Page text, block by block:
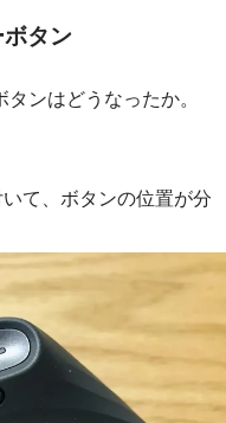
タン
ンはどうなったか。
て、ボタンの位置が分